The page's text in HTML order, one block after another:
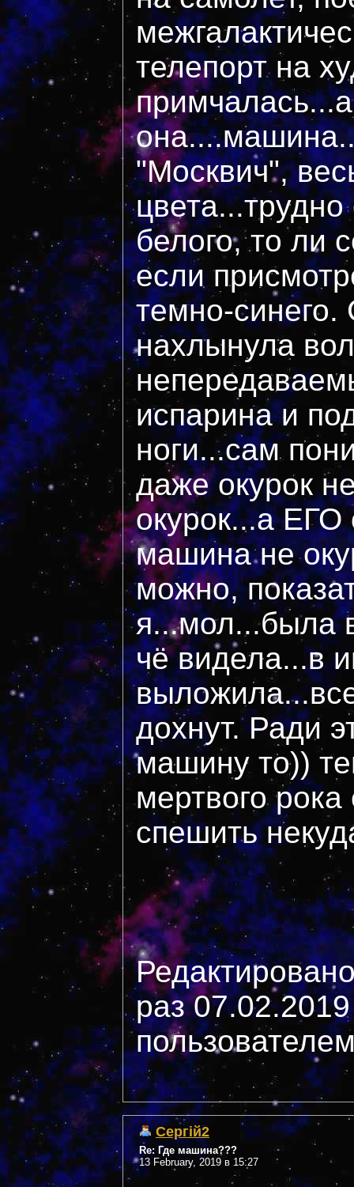
телепорт на
"Москвич",
белого, то ли
если
темно-синего.
нахлынула
испарина и
ноги...сам
даже окурок
окурок...а ЕГО
машина не
можно,
я...мол...была
чё видела...в
дохнут. Ради
машину то))
мертвого
спешить
раз
Сергій2
Re: Где машина???
13 February, 2019 в 15:27